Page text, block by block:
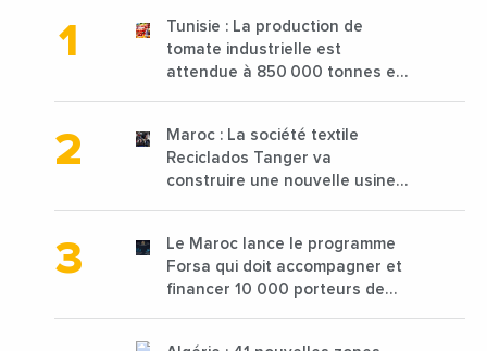
Tunisie : La production de
tomate industrielle est
attendue à 850 000 tonnes en
Maroc : La société textile
Reciclados Tanger va
construire une nouvelle usine
Le Maroc lance le programme
Forsa qui doit accompagner et
financer 10 000 porteurs de